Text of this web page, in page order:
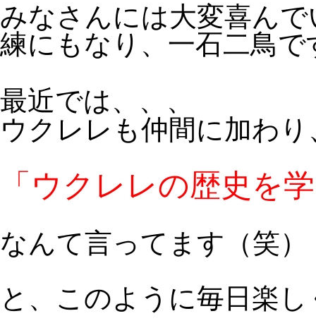
みなさんには大変喜ん
練にもなり、一石二鳥で
最近では、、、
ウクレレも仲間に加わ
「ウクレレの歴史を
なんて言ってます（笑）
と、このように毎日楽